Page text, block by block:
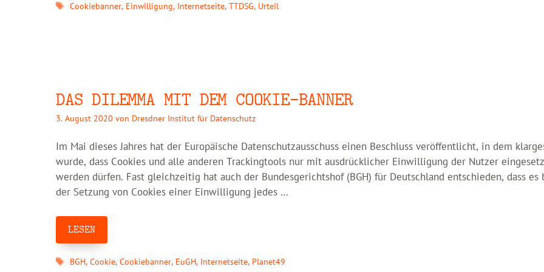
Schlagwörter
Cookiebanner, Einwilligung, Internetseite,TTDSG, Urteil
DAS DILEMMA MIT DEM COOKIE-BANNER
3. August 2020 von Dresdner Institut für Datenschutz
Im Mai dieses Jahres hat der Europäische Datenschutzausschuss einen Beschluss veröffentlicht, in dem
wurde, dass Cookies und alle anderen Trackingtools nur mit ausdrücklicher Einwilligung der Nutzer
werden dürfen. Fast gleichzeitig hat auch der Bundesgerichtshof (BGH) für Deutschland entschieden, dass es
der Setzung von Cookies einer Einwilligung jedes …
LESEN
Schlagwörter
BGH,Cookie,Cookiebanner, EuGH, Internetseite, Planet49